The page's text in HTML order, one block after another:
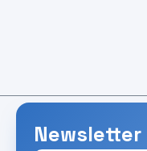
Newsletter